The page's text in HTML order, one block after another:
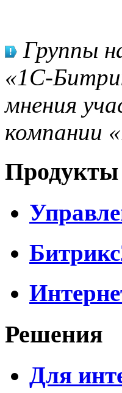
Группы
«1С-
мнения
компании
Продукты
Решения
Для